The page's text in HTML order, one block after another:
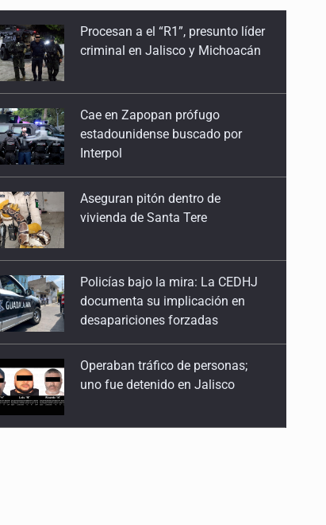
Cae en Zapopan prófugo
estadounidense buscado por
Aseguran pitón dentro de
vivienda de Santa Tere
Policías bajo la mira: La CEDHJ
documenta su implicación en
Operaban tráfico de personas;
uno fue detenido en Jalisco
Catean casa por esquema de
fraude telefónico